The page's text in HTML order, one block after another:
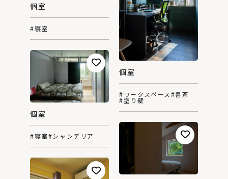
個室
#寝室
個室
#ワークスペース #書斎
#塗り壁
個室
#寝室#シャンデリア